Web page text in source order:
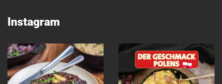
Instagram